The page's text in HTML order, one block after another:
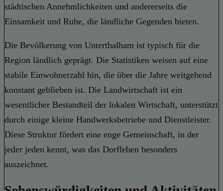
städtischen Annehmlichkeiten und andererseits die
Einsamkeit und Ruhe, die ländliche Gegenden bieten.
Die Bevölkerung von Unterthalham ist typisch für die
Region ländlich geprägt. Die Statistiken weisen auf eine
stabile Einwohnerzahl hin, die über die Jahre weitgehend
konstant geblieben ist. Die Landwirtschaft ist ein
wesentlicher Bestandteil der lokalen Wirtschaft, unterstützt
durch einige kleine Handwerksbetriebe und Dienstleister.
Diese Struktur fördert eine enge Gemeinschaft, in der
jeder jeden kennt, was das Dorfleben besonders
auszeichnet.